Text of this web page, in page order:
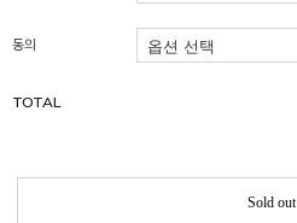
동의
TOTAL
Sold out